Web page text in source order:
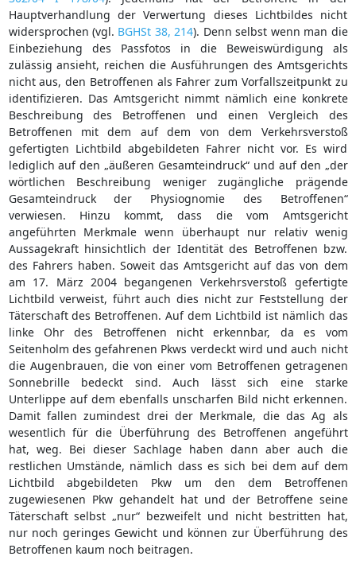
Hauptverhandlung der Verwertung dieses Lichtbildes nicht
widersprochen (vgl. BGHSt 38, 214). Denn selbst wenn man die
Einbeziehung des Passfotos in die Beweiswürdigung als
zulässig ansieht, reichen die Ausführungen des Amtsgerichts
nicht aus, den Betroffenen als Fahrer zum Vorfallszeitpunkt zu
identifizieren. Das Amtsgericht nimmt nämlich eine konkrete
Beschreibung des Betroffenen und einen Vergleich des
Betroffenen mit dem auf dem von dem Verkehrsverstoß
gefertigten Lichtbild abgebildeten Fahrer nicht vor. Es wird
lediglich auf den „äußeren Gesamteindruck“ und auf den „der
wörtlichen Beschreibung weniger zugängliche prägende
Gesamteindruck der Physiognomie des Betroffenen“
verwiesen. Hinzu kommt, dass die vom Amtsgericht
angeführten Merkmale wenn überhaupt nur relativ wenig
Aussagekraft hinsichtlich der Identität des Betroffenen bzw.
des Fahrers haben. Soweit das Amtsgericht auf das von dem
am 17. März 2004 begangenen Verkehrsverstoß gefertigte
Lichtbild verweist, führt auch dies nicht zur Feststellung der
Täterschaft des Betroffenen. Auf dem Lichtbild ist nämlich das
linke Ohr des Betroffenen nicht erkennbar, da es vom
Seitenholm des gefahrenen Pkws verdeckt wird und auch nicht
die Augenbrauen, die von einer vom Betroffenen getragenen
Sonnebrille bedeckt sind. Auch lässt sich eine starke
Unterlippe auf dem ebenfalls unscharfen Bild nicht erkennen.
Damit fallen zumindest drei der Merkmale, die das Ag als
wesentlich für die Überführung des Betroffenen angeführt
hat, weg. Bei dieser Sachlage haben dann aber auch die
restlichen Umstände, nämlich dass es sich bei dem auf dem
Lichtbild abgebildeten Pkw um den dem Betroffenen
zugewiesenen Pkw gehandelt hat und der Betroffene seine
Täterschaft selbst „nur“ bezweifelt und nicht bestritten hat,
nur noch geringes Gewicht und können zur Überführung des
Betroffenen kaum noch beitragen.